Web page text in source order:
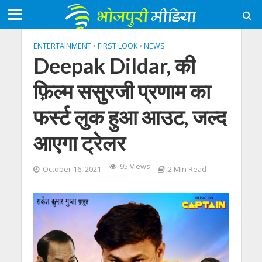
ENTERTAINMENT • FIRST LOOK • NEWS
Deepak Dildar, की
फ़िल्म ससुरजी प्रणाम का
फर्स्ट लुक हुआ आउट, जल्द
आएगा ट्रेलर
October 16, 2021 95 Views 2 Min Read